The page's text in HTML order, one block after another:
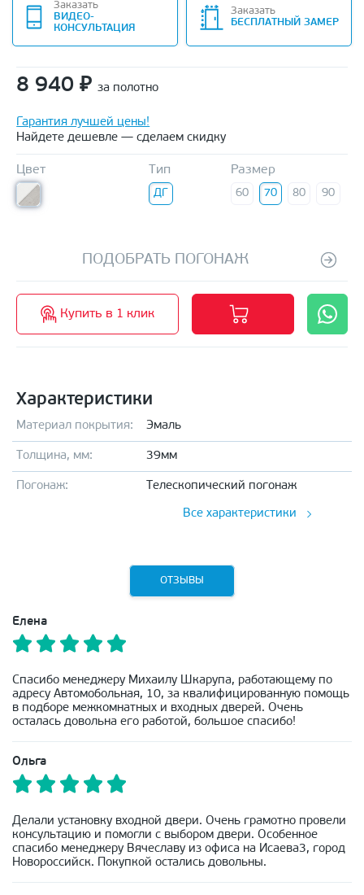
Заказать
ВИДЕО-
КОНСУЛЬТАЦИЯ
Заказать
БЕСПЛАТНЫЙ ЗАМЕР
8 940 ₽ за полотно
Гарантия лучшей цены!
Найдете дешевле — сделаем скидку
Цвет Тип
ДГ
Размер
60 70 80 90
ПОДОБРАТЬ ПОГОНАЖ
Купить в 1 клик
Характеристики
Материал покрытия: Эмаль
Толщина, мм: 39мм
Погонаж: Телескопический погонаж
Все характеристики
ОТЗЫВЫ
Елена
Спасибо менеджеру Михаилу Шкарупа, работающему по
адресу Автомобольная, 10, за квалифицированную помощь
в подборе межкомнатных и входных дверей. Очень
осталась довольна его работой, большое спасибо!
Ольга
Делали установку входной двери. Очень грамотно провели
консультацию и помогли с выбором двери. Особенное
спасибо менеджеру Вячеславу из офиса на Исаева3, город
Новороссийск. Покупкой остались довольны.